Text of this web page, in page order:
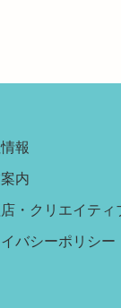
報
内
・クリエイテ
バシーポリシー